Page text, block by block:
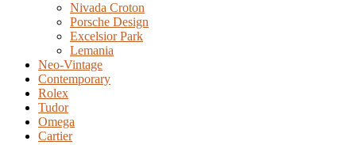
Nivada Croton
Porsche Design
Excelsior Park
Lemania
Neo-Vintage
Contemporary
Rolex
Tudor
Omega
Cartier